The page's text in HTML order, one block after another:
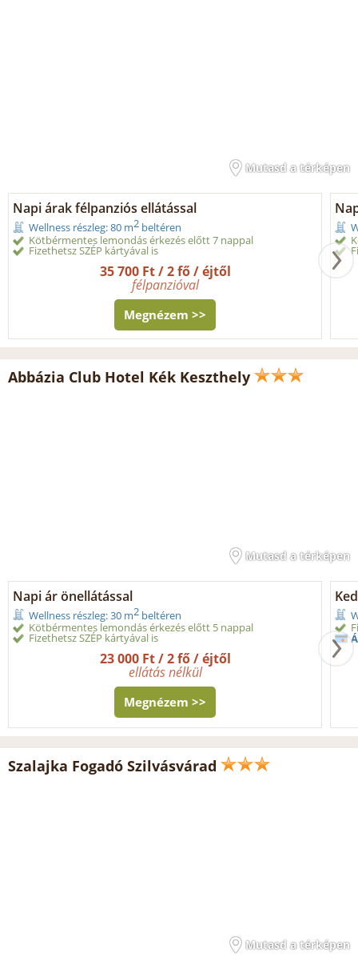
Mutasd a térképen
Napi árak félpanziós ellátással
Wellness részleg: 80 m2 beltéren
Kötbérmentes lemondás érkezés előtt 7 nappal
Fizethetsz SZÉP kártyával is
35 700 Ft / 2 fő / éjtől
félpanzióval
Megnézem >>
Abbázia Club Hotel Kék Keszthely
Mutasd a térképen
Napi ár önellátással
Wellness részleg: 30 m2 beltéren
Kötbérmentes lemondás érkezés előtt 5 nappal
Fizethetsz SZÉP kártyával is
23 000 Ft / 2 fő / éjtől
ellátás nélkül
Megnézem >>
Szalajka Fogadó Szilvásvárad
Mutasd a térképen